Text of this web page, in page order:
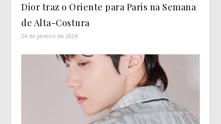
Dior traz o Oriente para Paris na Semana
de Alta-Costura
24 de janeiro de 2024